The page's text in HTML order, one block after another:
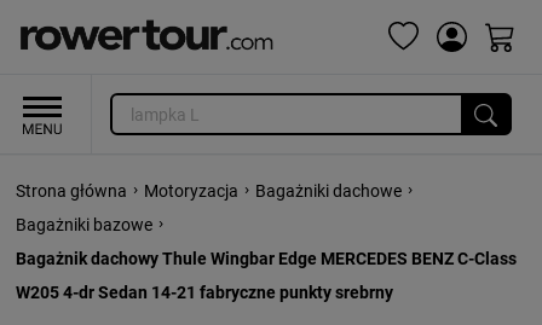
Strona główna › Motoryzacja › Bagażniki dachowe ›
Bagażniki bazowe ›
Bagażnik dachowy Thule Wingbar Edge MERCEDES BENZ C-Class
W205 4-dr Sedan 14-21 fabryczne punkty srebrny